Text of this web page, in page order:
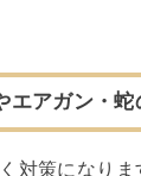
エアガン・
対策になりま